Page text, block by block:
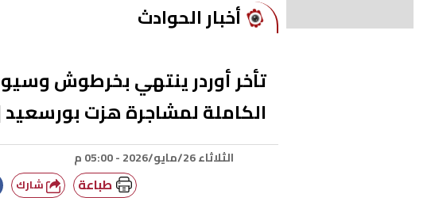
أخبار الحوادث
تأخر أوردر ينتهي بخرطوش
الكاملة لمشاجرة هزت بورسعيد
الثلاثاء 26/مايو/2026 - 05:00 م
طباعة